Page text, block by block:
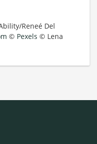
Reneé Del
© Pexels © Lena